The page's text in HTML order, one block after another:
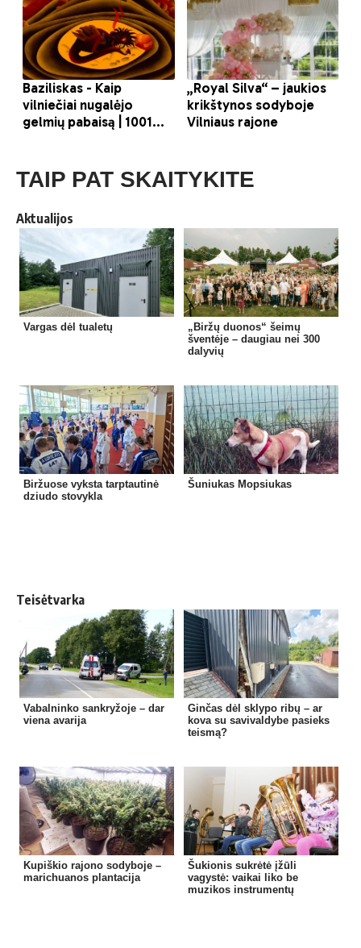
TAIP PAT SKAITYKITE
Aktualijos
Vargas dėl tualetų
„Biržų duonos“ šeimų
šventėje – daugiau nei 300
dalyvių
Biržuose vyksta tarptautinė
dziudo stovykla
Šuniukas Mopsiukas
Teisėtvarka
Vabalninko sankryžoje – dar
viena avarija
Ginčas dėl sklypo ribų – ar
kova su savivaldybe pasieks
teismą?
Kupiškio rajono sodyboje –
marichuanos plantacija
Šukionis sukrėtė įžūli
vagystė: vaikai liko be
muzikos instrumentų